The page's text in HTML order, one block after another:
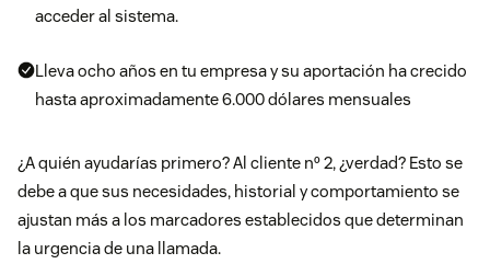
acceder al sistema.
Lleva ocho años en tu empresa y su aportación ha crecido
hasta aproximadamente 6.000 dólares mensuales
¿A quién ayudarías primero? Al cliente nº 2, ¿verdad? Esto se
debe a que sus necesidades, historial y comportamiento se
ajustan más a los marcadores establecidos que determinan
la urgencia de una llamada.